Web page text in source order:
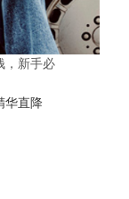
，新手必
华直降